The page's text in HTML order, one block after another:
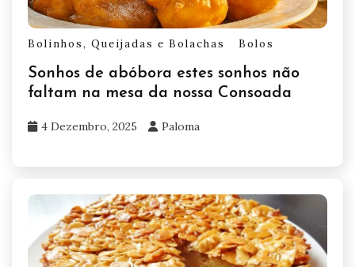
Bolinhos, Queijadas e Bolachas Bolos
Sonhos de abóbora estes sonhos não
faltam na mesa da nossa Consoada
4 Dezembro, 2025 Paloma